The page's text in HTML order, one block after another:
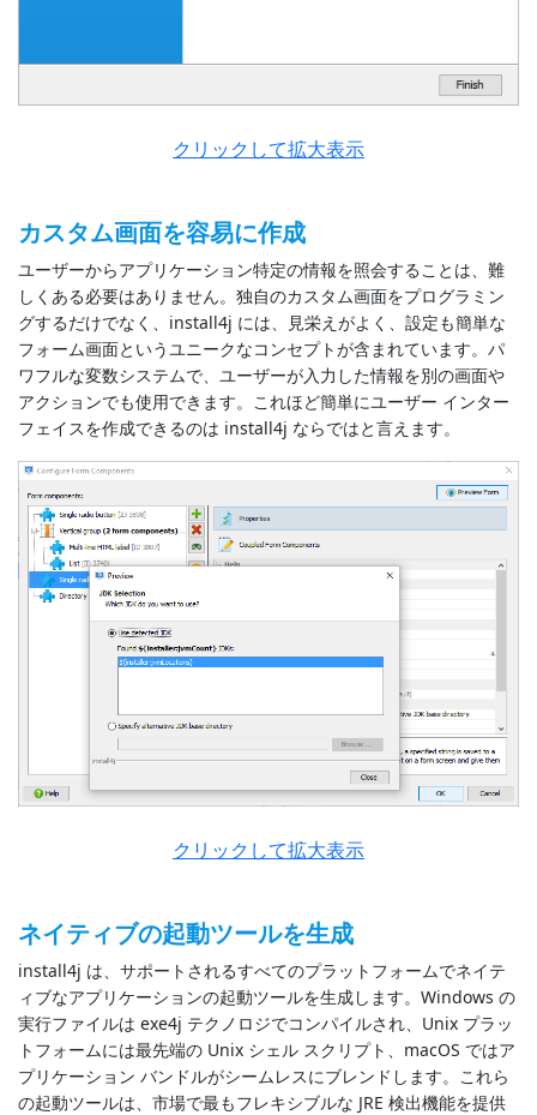
クリックして拡大表示
カスタム画面を容易に作成
ユーザーからアプリケーション特定の情報を照会することは、難
しくある必要はありません。独自のカスタム画面をプログラミン
グするだけでなく、install4j には、見栄えがよく、設定も簡単な
フォーム画面というユニークなコンセプトが含まれています。パ
ワフルな変数システムで、ユーザーが入力した情報を別の画面や
アクションでも使用できます。これほど簡単にユーザー インター
フェイスを作成できるのは install4j ならではと言えます。
クリックして拡大表示
ネイティブの起動ツールを生成
install4j は、サポートされるすべてのプラットフォームでネイテ
ィブなアプリケーションの起動ツールを生成します。Windows の
実行ファイルは exe4j テクノロジでコンパイルされ、Unix プラッ
トフォームには最先端の Unix シェル スクリプト、macOS ではア
プリケーション バンドルがシームレスにブレンドします。これら
の起動ツールは、市場で最もフレキシブルな JRE 検出機能を提供